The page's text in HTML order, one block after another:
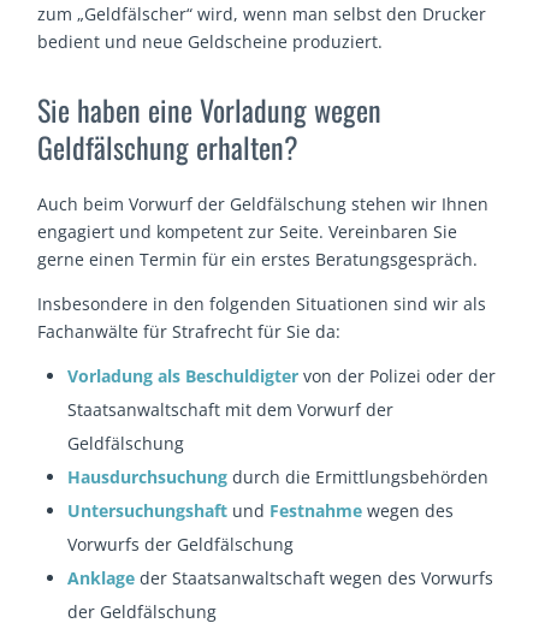
zum „Geldfälscher“ wird, wenn man selbst den Drucker
bedient und neue Geldscheine produziert.
Sie haben eine Vorladung wegen
Geldfälschung erhalten?
Auch beim Vorwurf der Geldfälschung stehen wir Ihnen
engagiert und kompetent zur Seite. Vereinbaren Sie
gerne einen Termin für ein erstes Beratungsgespräch.
Insbesondere in den folgenden Situationen sind wir als
Fachanwälte für Strafrecht für Sie da:
Vorladung als Beschuldigter von der Polizei oder der
Staatsanwaltschaft mit dem Vorwurf der
Geldfälschung
Hausdurchsuchung durch die Ermittlungsbehörden
Untersuchungshaft und Festnahme wegen des
Vorwurfs der Geldfälschung
Anklage der Staatsanwaltschaft wegen des Vorwurfs
der Geldfälschung